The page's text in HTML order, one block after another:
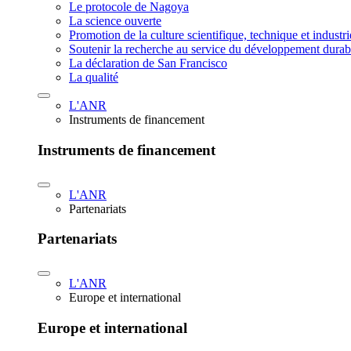
Le protocole de Nagoya
La science ouverte
Promotion de la culture scientifique, technique et
Soutenir la recherche au service du développement
La déclaration de San Francisco
La qualité
L'ANR
Instruments de financement
Instruments de financement
L'ANR
Partenariats
Partenariats
L'ANR
Europe et international
Europe et international